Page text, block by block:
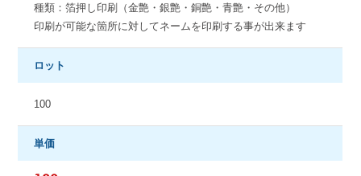
種類：箔押し印刷（金艶・銀艶・銅艶・青艶・その他）
印刷が可能な箇所に対してネームを印刷する事が出来ます
ロット
100
単価